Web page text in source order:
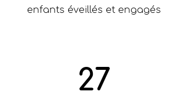
enfants éveillés et engagés
27